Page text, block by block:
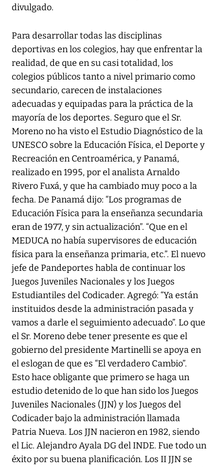
divulgado.
Para desarrollar todas las disciplinas
deportivas en los colegios, hay que enfrentar la
realidad, de que en su casi totalidad, los
colegios públicos tanto a nivel primario como
secundario, carecen de instalaciones
adecuadas y equipadas para la práctica de la
mayoría de los deportes. Seguro que el Sr.
Moreno no ha visto el Estudio Diagnóstico de la
UNESCO sobre la Educación Física, el Deporte y
Recreación en Centroamérica, y Panamá,
realizado en 1995, por el analista Arnaldo
Rivero Fuxá, y que ha cambiado muy poco a la
fecha. De Panamá dijo: “Los programas de
Educación Física para la enseñanza secundaria
eran de 1977, y sin actualización”. “Que en el
MEDUCA no había supervisores de educación
física para la enseñanza primaria, etc.”. El nuevo
jefe de Pandeportes habla de continuar los
Juegos Juveniles Nacionales y los Juegos
Estudiantiles del Codicader. Agregó: “Ya están
instituidos desde la administración pasada y
vamos a darle el seguimiento adecuado”. Lo que
el Sr. Moreno debe tener presente es que el
gobierno del presidente Martinelli se apoya en
el eslogan de que es “El verdadero Cambio”.
Esto hace obligante que primero se haga un
estudio detenido de lo que han sido los Juegos
Juveniles Nacionales (JJN) y los Juegos del
Codicader bajo la administración llamada
Patria Nueva. Los JJN nacieron en 1982, siendo
el Lic. Alejandro Ayala DG del INDE. Fue todo un
éxito por su buena planificación. Los II JJN se